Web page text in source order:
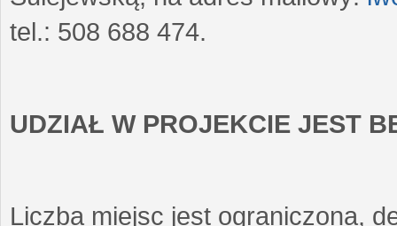
tel.: 508 688 474.
UDZIAŁ W PROJEKCIE JEST
Liczba miejsc jest ograniczona,